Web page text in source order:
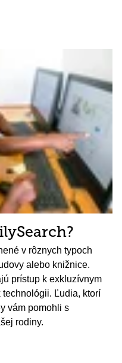
v rôznych typoch
alebo knižnice.
prístup k exkluzívnym
Ľudia, ktorí
vám pomohli s
rodiny.